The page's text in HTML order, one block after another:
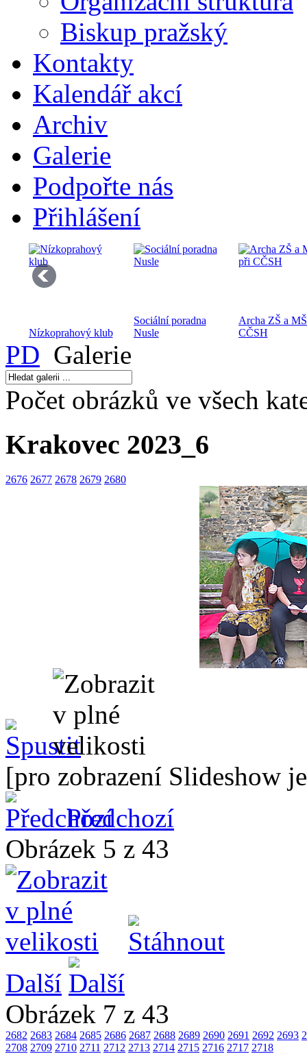
Biskup pražský
Kontakty
Kalendář akcí
Archiv
Galerie
Podpořte nás
Přihlášení
Nízkoprahový klub
Sociální poradna
Nusle
Archa ZŠ a
CČSH
Centrum volného
Diakonické
středisko
PD Galerie
Počet obrázků ve všech
Krakovec 2023_6
2676 2677 2678 2679 2680
[pro zobrazení Slideshow
Předchozí
Obrázek 5 z 43
Další
Obrázek 7 z 43
2682 2683 2684 2685 2686 2687 2688 2689 2690 2691 2692 2693
2708 2709 2710 2711 2712 2713 2714 2715 2716 2717 2718